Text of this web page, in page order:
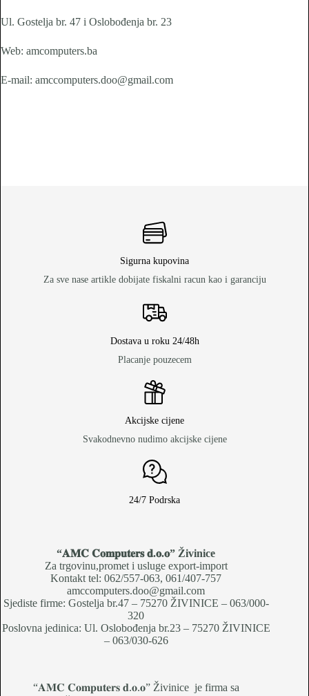
Ul. Gostelja br. 47 i Oslobođenja br. 23
Web: amcomputers.ba
E-mail: amccomputers.doo@gmail.com
Sigurna kupovina
Za sve nase artikle dobijate fiskalni racun kao i garanciju
Dostava u roku 24/48h
Placanje pouzecem
Akcijske cijene
Svakodnevno nudimo akcijske cijene
24/7 Podrska
“𝐀𝐌𝐂 𝐂𝐨𝐦𝐩𝐮𝐭𝐞𝐫𝐬 𝐝.𝐨.𝐨” Živinice
Za trgovinu,promet i usluge export-import
Kontakt tel: 062/557-063, 061/407-757
amccomputers.doo@gmail.com
Sjediste firme: Gostelja br.47 – 75270 ŽIVINICE – 063/000-
320
Poslovna jedinica: Ul. Oslobođenja br.23 – 75270 ŽIVINICE
– 063/030-626
“𝐀𝐌𝐂 𝐂𝐨𝐦𝐩𝐮𝐭𝐞𝐫𝐬 𝐝.𝐨.𝐨” Živinice je firma sa